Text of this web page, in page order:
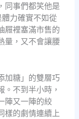
同事們都笑他是
力確實不如從
屜裡塞滿市售的
量，又不會讓腰
加糖」的雙層巧
。不到半小時，
陣又一陣的絞
樣的劇情連續上